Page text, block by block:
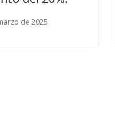
de 2025